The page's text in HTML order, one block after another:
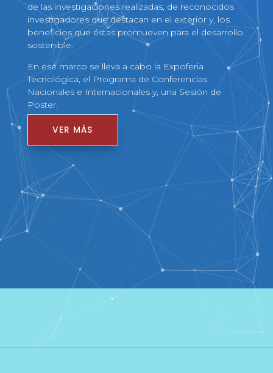
de las investigaciones realizadas, de reconocidos
investigadores que destacan en el exterior y, los
beneficios que éstas promueven para el desarrollo
sostenible.
En ese marco se lleva a cabo la Expoferia
Tecnológica, el Programa de Conferencias
Nacionales e Internacionales y, una Sesión de
Poster.
VER MÁS